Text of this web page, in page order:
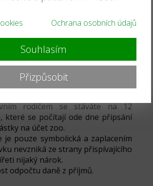
zvířetem za asistence
(doba trvání 30 minut). Před
listinu.
s Vaším jménem bude umístěna u
rodičem se stáváte na 12
které se počítají ode dne připsání
na účet zoo.
je pouze symbolická a zaplacením
nevzniká ze strany přispívajícího
nijaký nárok.
odpočtu daně z příjmů.
Ochrana osobních údajů
Souhlasím
Přizpůsobit